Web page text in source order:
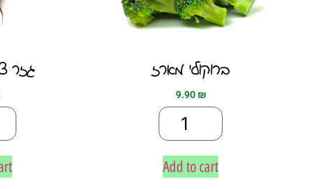
גזר ברוקולי מארז
9.90₪
Add to cart